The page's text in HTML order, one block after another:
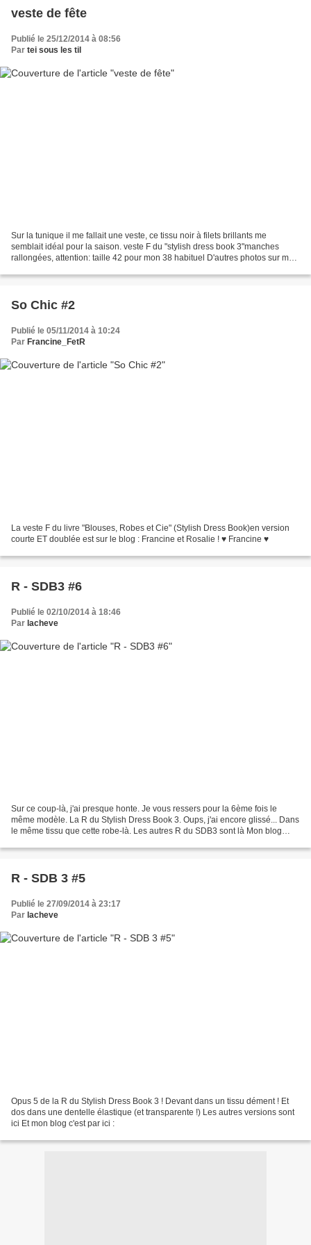
veste de fête
Publié le 25/12/2014 à 08:56
Par tei sous les til
Sur la tunique il me fallait une veste, ce tissu noir à filets brillants me
semblait idéal pour la saison. veste F du "stylish dress book 3"manches
rallongées, attention: taille 42 pour mon 38 habituel D'autres photos sur mon
So Chic #2
Publié le 05/11/2014 à 10:24
Par Francine_FetR
La veste F du livre "Blouses, Robes et Cie" (Stylish Dress Book)en version
courte ET doublée est sur le blog : Francine et Rosalie ! ♥ Francine ♥
R - SDB3 #6
Publié le 02/10/2014 à 18:46
Par lacheve
Sur ce coup-là, j'ai presque honte. Je vous ressers pour la 6ème fois le
même modèle. La R du Stylish Dress Book 3. Oups, j'ai encore glissé... Dans
le même tissu que cette robe-là. Les autres R du SDB3 sont là Mon blog
R - SDB 3 #5
Publié le 27/09/2014 à 23:17
Par lacheve
Opus 5 de la R du Stylish Dress Book 3 ! Devant dans un tissu dément ! Et
dos dans une dentelle élastique (et transparente !) Les autres versions sont
ici Et mon blog c'est par ici :